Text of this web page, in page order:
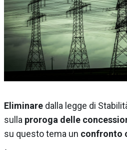
Eliminare dalla legge di
sulla proroga delle
su questo tema un confronto